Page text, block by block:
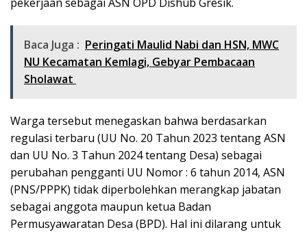
Baca Juga : Peringati Maulid Nabi dan HSN, MWC
NU Kecamatan Kemlagi, Gebyar Pembacaan
Sholawat
Warga tersebut menegaskan bahwa berdasarkan
regulasi terbaru (UU No. 20 Tahun 2023 tentang ASN
dan UU No. 3 Tahun 2024 tentang Desa) sebagai
perubahan pengganti UU Nomor : 6 tahun 2014, ASN
(PNS/PPPK) tidak diperbolehkan merangkap jabatan
sebagai anggota maupun ketua Badan
Permusyawaratan Desa (BPD). Hal ini dilarang untuk